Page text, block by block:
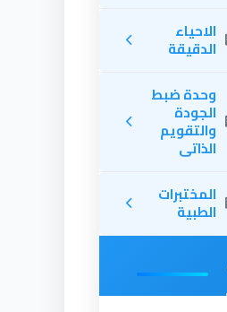
الاحياء
الدقيقة
وحدة ضبط
الجودة
والتقويم
الذاتى
المختبرات
الطبية